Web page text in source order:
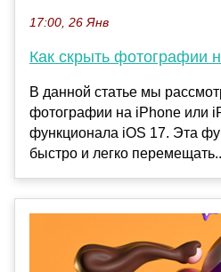
17:00, 26 Янв
Как скрыть фотографии
В данной статье мы
фотографии на iPhone или
функционала iOS 17. Эта
быстро и легко